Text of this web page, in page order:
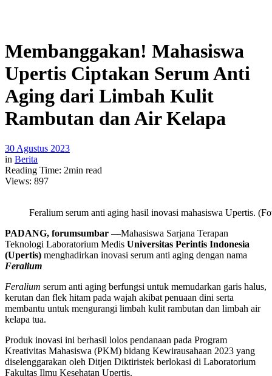
Membanggakan! Mahasiswa
Upertis Ciptakan Serum Anti
Aging dari Limbah Kulit
Rambutan dan Air Kelapa
30 Agustus 2023
in Berita
Reading Time: 2min read
Views: 897
Feralium serum anti aging hasil inovasi mahasiswa Upertis.
PADANG, forumsumbar —Mahasiswa Sarjana Terapan
Teknologi Laboratorium Medis Universitas Perintis Indonesia
(Upertis) menghadirkan inovasi serum anti aging dengan nama
Feralium
Feralium serum anti aging berfungsi untuk memudarkan garis halus,
kerutan dan flek hitam pada wajah akibat penuaan dini serta
membantu untuk mengurangi limbah kulit rambutan dan limbah air
kelapa tua.
Produk inovasi ini berhasil lolos pendanaan pada Program
Kreativitas Mahasiswa (PKM) bidang Kewirausahaan 2023 yang
diselenggarakan oleh Ditjen Diktiristek berlokasi di Laboratorium
Fakultas Ilmu Kesehatan Upertis.